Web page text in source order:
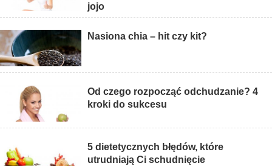
jojo
Nasiona chia – hit czy kit?
Od czego rozpocząć odchudzanie? 4
kroki do sukcesu
5 dietetycznych błędów, które
utrudniają Ci schudnięcie